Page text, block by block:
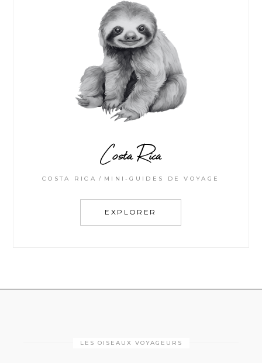
Costa Rica
COSTA RICA MINI-GUIDES DE VOYAGE
EXPLORER
LES OISEAUX VOYAGEURS